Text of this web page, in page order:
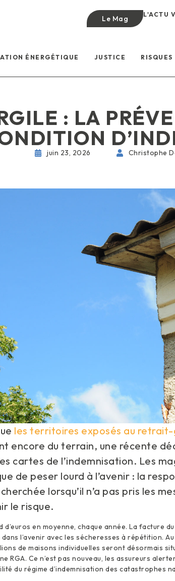
Le Mag L'ACTU
ÉNERGÉTIQUE JUSTICE RISQUES
: LA
juin 23, 2026 Christophe
les territoires exposés au
encore du terrain, une récente
cartes de l’indemnisation. Les
de peser lourd à l’avenir : la
lorsqu’il n’a pas pris les
le risque.
d’euros en moyenne, chaque année. La facture
dans l’avenir avec les sécheresses à répétition.
de maisons individuelles seront désormais
RGA. Ce n’est pas nouveau, les assureurs
du régime d’indemnisation des catastrophes